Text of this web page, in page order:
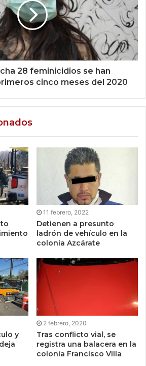
28 feminicidios se han
cinco meses del 2020
11 febrero, 2022
Detienen a presunto
ladrón de vehículo en la
colonia Azcárate
y
2 febrero, 2020
Tras conflicto vial, se
registra una balacera en la
colonia Francisco Villa